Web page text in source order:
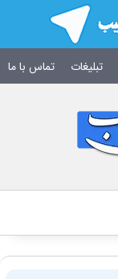
تبلیغات تماس با ما